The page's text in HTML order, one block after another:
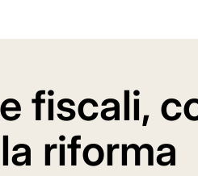
fiscali,
riforma